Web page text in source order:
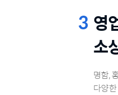
영
소
명함,
다양